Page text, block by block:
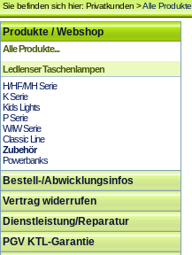
Sie befinden sich hier: Privatkunden >Alle Produkte
Produkte / Webshop
Alle Produkte...
Ledlenser Taschenlampen
H/HF/MH Serie
K Serie
Kids Lights
P Serie
W/iW Serie
Classic Line
Zubehör
Powerbanks
Bestell-/Abwicklungsinfos
Vertrag widerrufen
Dienstleistung/Reparatur
PGV KTL-Garantie